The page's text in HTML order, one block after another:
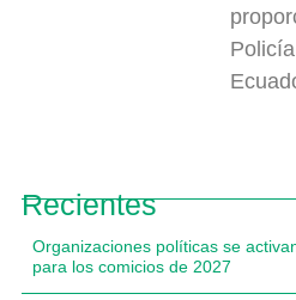
Recientes
Organizaciones políticas se
para los comicios de 2027